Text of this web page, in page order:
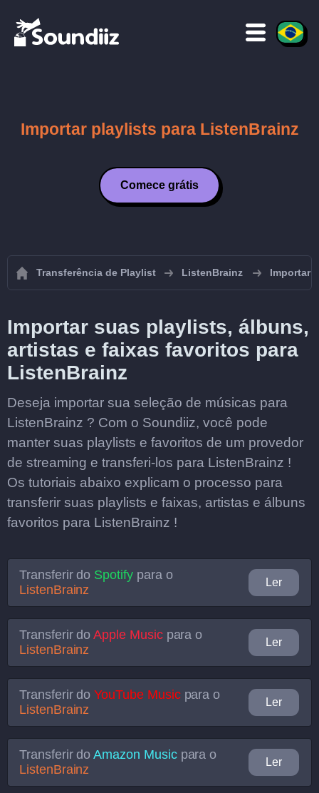
Importar playlists para ListenBrainz
Comece grátis
Transferência de Playlist ListenBrainz Importar
Importar suas playlists, álbuns,
artistas e faixas favoritos para
ListenBrainz
Deseja importar sua seleção de músicas para
ListenBrainz ? Com o Soundiiz, você pode
manter suas playlists e favoritos de um provedor
de streaming e transferi-los para ListenBrainz !
Os tutoriais abaixo explicam o processo para
transferir suas playlists e faixas, artistas e álbuns
favoritos para ListenBrainz !
Transferir do Spotifypara o
ListenBrainz
Ler
Transferir doApple Musicpara o
ListenBrainz
Ler
Transferir doYouTube Musicpara o
ListenBrainz
Ler
Transferir doAmazon Musicpara o
ListenBrainz
Ler